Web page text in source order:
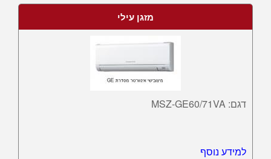
מזגן עילי
דגם: MSZ-GE60/71VA
למידע נוסף